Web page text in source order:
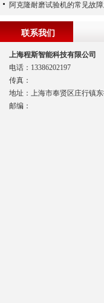
联系我们
上海程斯智能科技有限公司
电话：13386202197
传真：
地址：上海市奉贤区庄行镇
邮编：